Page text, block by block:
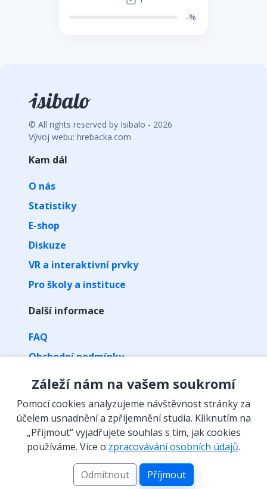
-%
© All rights reserved by Isibalo - 2026
Vývoj webu: hrebacka.com
Kam dál
O nás
Statistiky
E-shop
Diskuze
VR a interaktivní prvky
Pro školy a instituce
Další informace
FAQ
Obchodní podmínky
Zpracování osobních údajů
Vyzvednutí předplatného kódem
Isibalo na sítích
Záleží nám na vašem soukromí
Pomocí cookies analyzujeme návštěvnost stránky za
účelem usnadnění a zpříjemnění studia. Kliknutím na
„Přijmout“ vyjadřujete souhlas s tím, jak cookies
používáme. Více o zpracovávání osobních údajů.
Odmítnout Příjmout